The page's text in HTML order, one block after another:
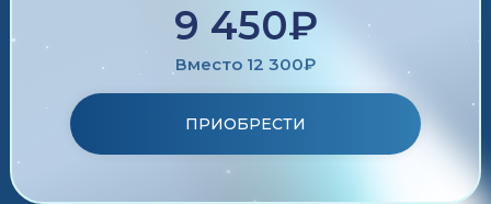
Вместо 12 300₽
9 450₽
ПРИОБРЕСТИ